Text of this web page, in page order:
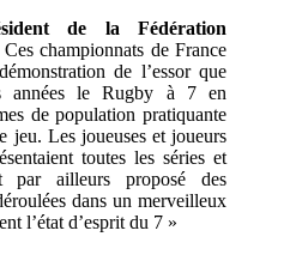
de la Fédération
championnats de France
de l’essor que
années le Rugby à 7 en
de population pratiquante
jeu. Les joueuses et joueurs
toutes les séries et
par ailleurs proposé des
dans un merveilleux
l’état d’esprit du 7 »